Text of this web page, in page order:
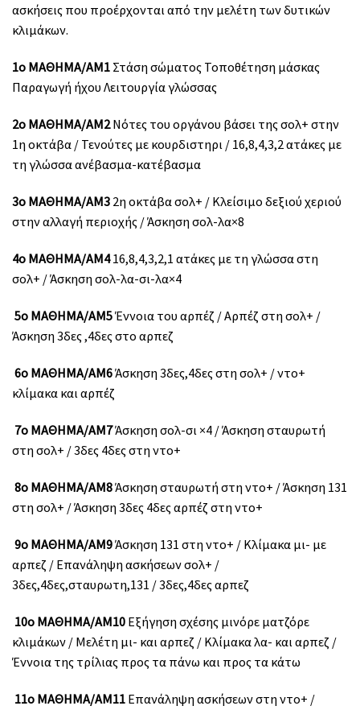
ασκήσεις που προέρχονται από την μελέτη των δυτικών
κλιμάκων.
1ο ΜΑΘΗΜΑ/ΑΜ1 Στάση σώματος Τοποθέτηση μάσκας
Παραγωγή ήχου Λειτουργία γλώσσας
2ο ΜΑΘΗΜΑ/ΑΜ2Νότες του οργάνου βάσει της σολ+ στην
1η οκτάβα / Τενούτες με κουρδιστηρι / 16,8,4,3,2 ατάκες με
τη γλώσσα ανέβασμα-κατέβασμα
3ο ΜΑΘΗΜΑ/ΑΜ3 2η οκτάβα σολ+ / Κλείσιμο δεξιού χεριού
στην αλλαγή περιοχής / Άσκηση σολ-λα×8
4ο ΜΑΘΗΜΑ/ΑΜ416,8,4,3,2,1 ατάκες με τη γλώσσα στη
σολ+ / Άσκηση σολ-λα-σι-λα×4
5ο ΜΑΘΗΜΑ/ΑΜ5Έννοια του αρπέζ / Αρπέζ στη σολ+ /
Άσκηση 3δες ,4δες στο αρπεζ
6ο ΜΑΘΗΜΑ/ΑΜ6Άσκηση 3δες,4δες στη σολ+ / ντο+
κλίμακα και αρπέζ
7ο ΜΑΘΗΜΑ/ΑΜ7Άσκηση σολ-σι ×4 / Άσκηση σταυρωτή
στη σολ+ / 3δες 4δες στη ντο+
8ο ΜΑΘΗΜΑ/ΑΜ8Άσκηση σταυρωτή στη ντο+ / Άσκηση 131
στη σολ+ / Άσκηση 3δες 4δες αρπέζ στη ντο+
9ο ΜΑΘΗΜΑ/ΑΜ9Άσκηση 131 στη ντο+ / Κλίμακα μι- με
αρπεζ / Επανάληψη ασκήσεων σολ+ /
3δες,4δες,σταυρωτη,131 / 3δες,4δες αρπεζ
10ο ΜΑΘΗΜΑ/ΑΜ10 Εξήγηση σχέσης μινόρε ματζόρε
κλιμάκων / Μελέτη μι- και αρπεζ / Κλίμακα λα- και αρπεζ /
Έννοια της τρίλιας προς τα πάνω και προς τα κάτω
11ο ΜΑΘΗΜΑ/ΑΜ11 Επανάληψη ασκήσεων στη ντο+ /